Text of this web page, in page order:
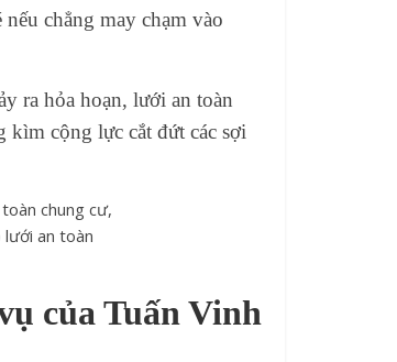
chẳng may chạm vào
ra hỏa hoạn, lưới an toàn
kìm cộng lực cắt đứt các sợi
của Tuấn Vinh